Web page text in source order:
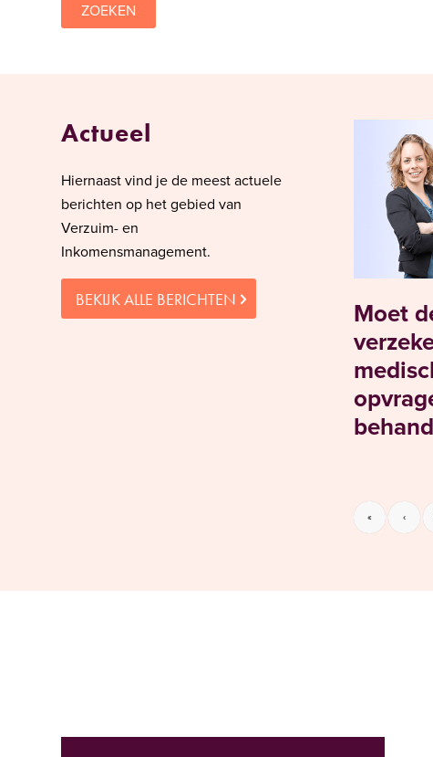
ZOEKEN
Actueel
Hiernaast vind je de meest actuele
berichten op het gebied van
Verzuim- en
Inkomensmanagement.
BEKIJK ALLE BERICHTEN
Moet
« ‹